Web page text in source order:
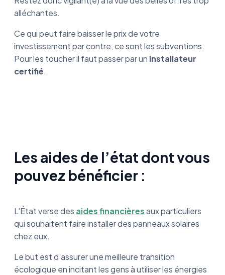
alléchantes.
Ce qui peut faire baisser le prix de votre
investissement par contre, ce sont les subventions.
Pour les toucher il faut passer par un installateur
certifié.
Les aides de l’état dont vous
pouvez bénéficier :
L'État verse des aides financièresaux particuliers
qui souhaitent faire installer des panneaux solaires
chez eux.
Le but est d’assurer une meilleure transition
écologique en incitant les gens à utiliser les énergies